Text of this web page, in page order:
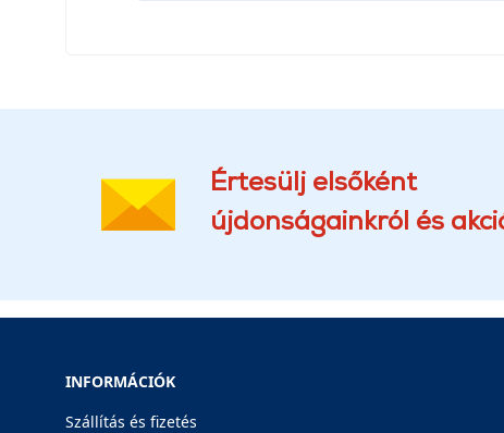
Értesülj elsőként
újdonságainkról és
INFORMÁCIÓK
Szállítás és fizetés